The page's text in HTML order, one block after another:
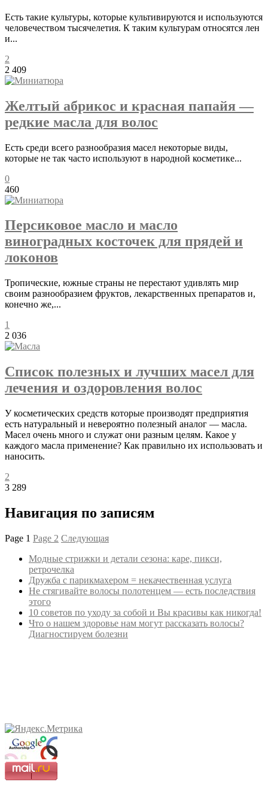
Есть такие культуры, которые культивируются и используются
человечеством тысячелетия. К таким культурам относятся лен
и...
2
2 409
Желтый абрикос и красная папайя —
редкие масла для волос
Есть среди всего разнообразия масел некоторые виды,
которые не так часто используют в народной косметике...
0
460
Персиковое масло и масло
виноградных косточек для прядей и
локонов
Тропические, южные страны не перестают удивлять мир
своим разнообразием фруктов, лекарственных препаратов и,
конечно же,...
1
2 036
Список полезных и лучших масел для
лечения и оздоровления волос
У косметических средств которые производят предприятия
есть натуральный и невероятно полезный аналог — масла.
Масел очень много и служат они разным целям. Какое у
каждого масла применение? Как правильно их использовать и
наносить.
2
3 289
Навигация по записям
Page 1 Page 2 Следующая
Модные стрижки и детали сезона: каре, пикси,
ретрочелка
Дружба с парикмахером = некачественная услуга
Не стягивайте волосы полотенцем — есть последствия
этого
10 советов по уходу за собой и Вы красивы как никогда!
Что о нашем здоровье нам могут рассказать волосы?
Диагностируем болезни